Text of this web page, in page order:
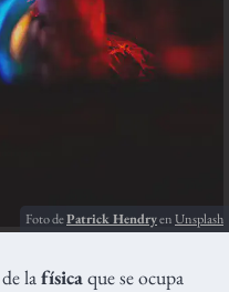
Foto dePatrick HendryenUnsplash
de lafísicaque se ocupa